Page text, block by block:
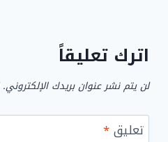
اترك تعليقاً
لن يتم نشر عنوان بريدك الإلكتروني.
تعليق*